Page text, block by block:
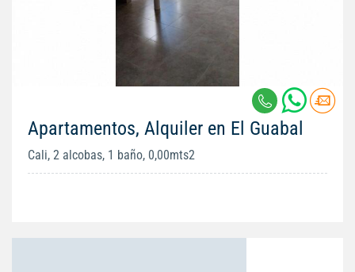
Apartamentos, Alquiler en El Guabal
Cali, 2 alcobas, 1 baño, 0,00mts2